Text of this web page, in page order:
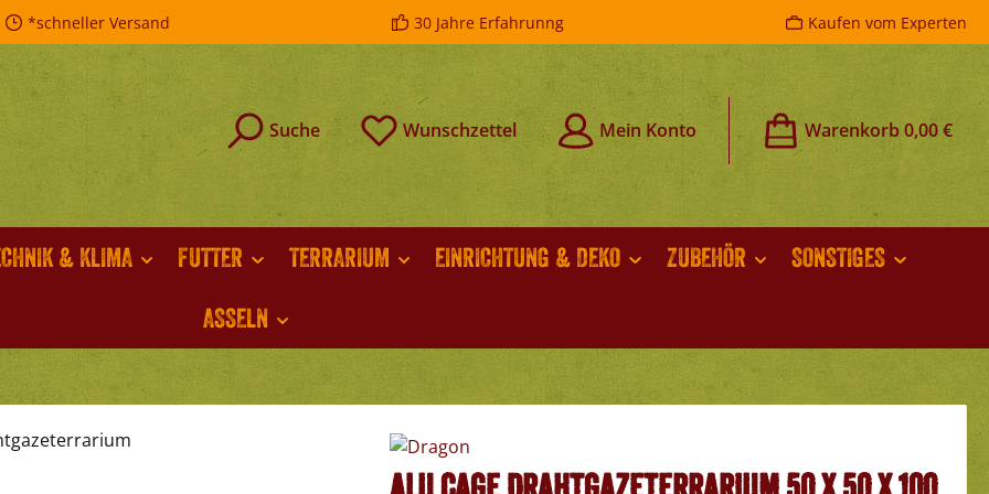
*schneller Versand 30 Jahre Erfahrunng Kaufen vom Experten
Suche Wunschzettel Mein Konto Warenkorb0,00 €
& KLIMA FUTTER TERRARIUM EINRICHTUNG & DEKO ZUBEHÖR
SONSTIGES
ASSELN